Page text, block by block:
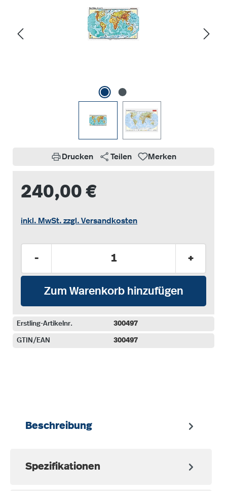
Drucken Teilen Merken
240,00 €
inkl. MwSt. zzgl. Versandkosten
- +
Zum Warenkorb hinzufügen
Erstling-Artikelnr. 300497
GTIN/EAN 300497
Beschreibung
Spezifikationen